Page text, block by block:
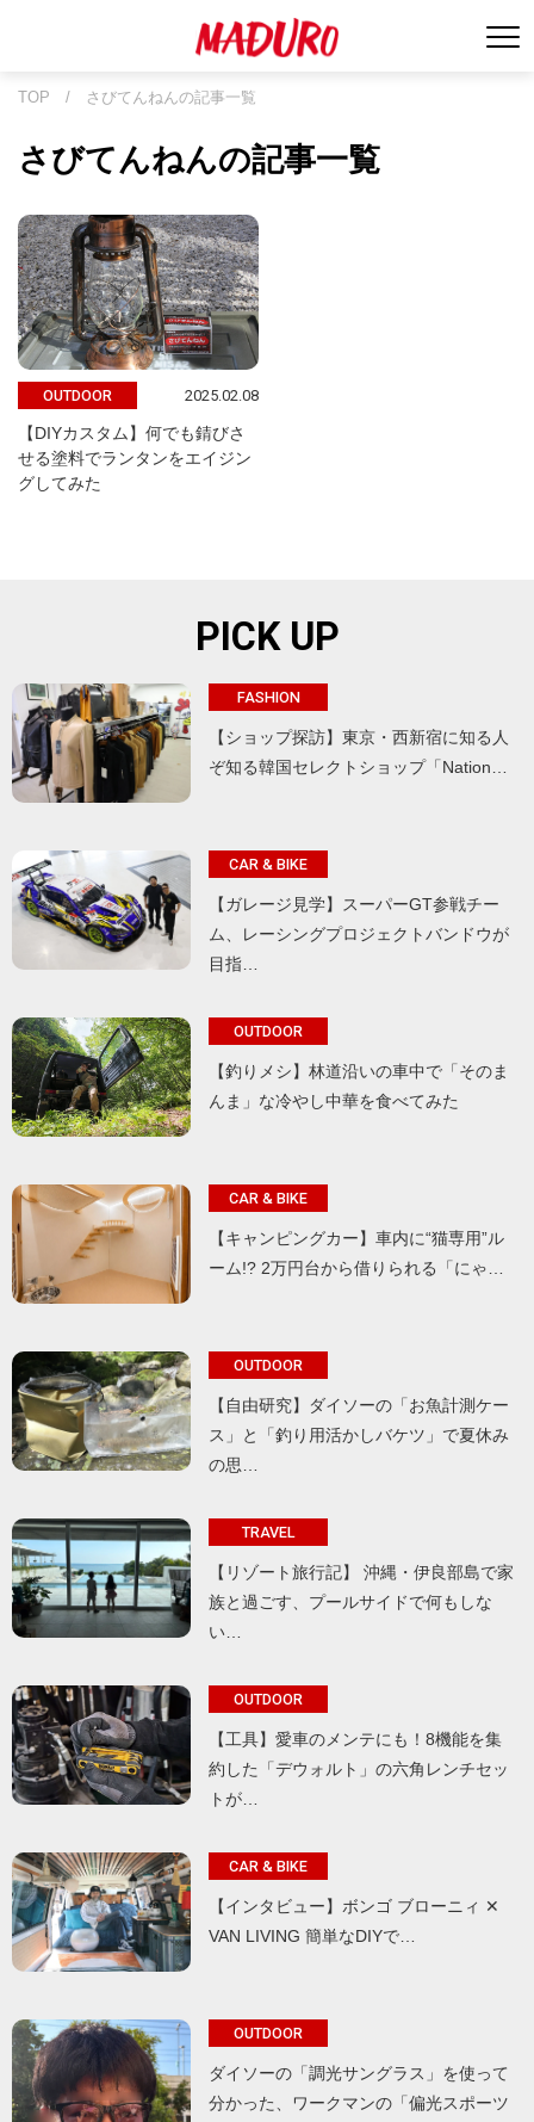
TOP / さびてんねんの記事一覧
さびてんねんの記事一覧
OUTDOOR 2025.02.08
【DIYカスタム】何でも錆びさ
せる塗料でランタンをエイジン
グしてみた
PICK UP
FASHION
【ショップ探訪】東京・西新宿に知る人
ぞ知る韓国セレクトショップ「Nation…
CAR & BIKE
【ガレージ見学】スーパーGT参戦チー
ム、レーシングプロジェクトバンドウが
目指…
OUTDOOR
【釣りメシ】林道沿いの車中で「そのま
んま」な冷やし中華を食べてみた
CAR & BIKE
【キャンピングカー】車内に“猫専用”ル
ーム!? 2万円台から借りられる「にゃ…
OUTDOOR
【自由研究】ダイソーの「お魚計測ケー
ス」と「釣り用活かしバケツ」で夏休み
の思…
TRAVEL
【リゾート旅行記】 沖縄・伊良部島で家
族と過ごす、プールサイドで何もしな
い…
OUTDOOR
【工具】愛車のメンテにも！8機能を集
約した「デウォルト」の六角レンチセッ
トが…
CAR & BIKE
【インタビュー】ボンゴ ブローニィ ✕
VAN LIVING 簡単なDIYで…
OUTDOOR
ダイソーの「調光サングラス」を使って
分かった、ワークマンの「偏光スポーツ